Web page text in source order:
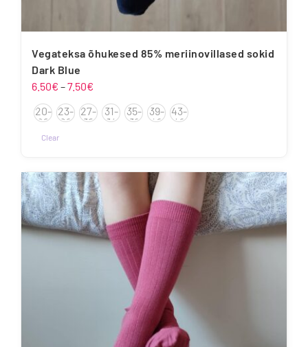
Vegateksa õhukesed 85% meriinovillased sokid
Dark Blue
6.50€ –7.50€
6.50€
kuni
20-
22
23-
26
27-
30
31-
34
35-
38
39-
42
43-
46
Clear
tootel
on
mitu
varianti.
Valikuid